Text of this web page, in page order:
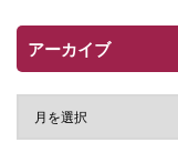
アーカイブ